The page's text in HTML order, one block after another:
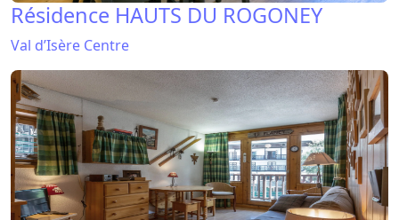
Résidence HAUTS DU ROGONEY
Val d’Isère Centre